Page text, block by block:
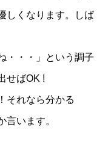
しくなります。しば
・・・」という調子
せばOK !
それなら分かる
言います。